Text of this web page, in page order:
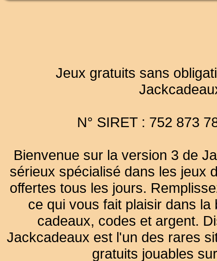
Jeux gratuits sans
N° SIRET : 752 873
Bienvenue sur la version 3 de
sérieux spécialisé dans les jeux
offertes tous les jours.
ce qui vous fait plaisir dans
cadeaux, codes et argent.
Jackcadeaux est l'un des rares
gratuits jouables